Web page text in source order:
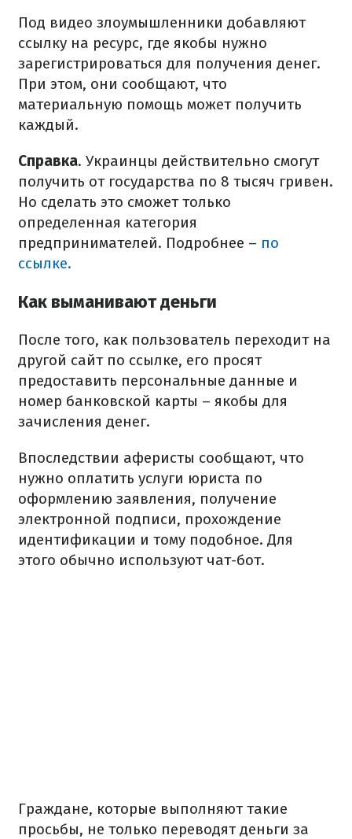
Под видео злоумышленники добавляют
ссылку на ресурс, где якобы нужно
зарегистрироваться для получения денег.
При этом, они сообщают, что
материальную помощь может получить
каждый.
Справка. Украинцы действительно смогут
получить от государства по 8 тысяч гривен.
Но сделать это сможет только
определенная категория
предпринимателей. Подробнее – по
ссылке.
Как выманивают деньги
После того, как пользователь переходит на
другой сайт по ссылке, его просят
предоставить персональные данные и
номер банковской карты – якобы для
зачисления денег.
Впоследствии аферисты сообщают, что
нужно оплатить услуги юриста по
оформлению заявления, получение
электронной подписи, прохождение
идентификации и тому подобное. Для
этого обычно используют чат-бот.
Граждане, которые выполняют такие
просьбы, не только переводят деньги за